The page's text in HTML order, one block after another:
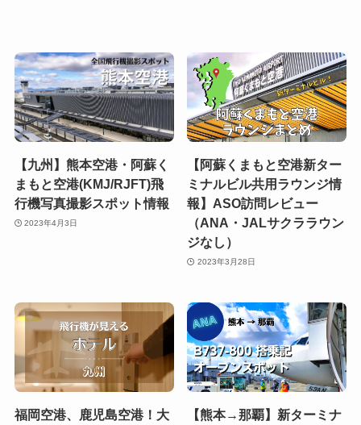
【九州】熊本空港・阿蘇く
まもと空港(KMJ/RJFT)飛
行機写真撮影スポット情報
2023年4月3日
【阿蘇くまもと空港新ター
ミナルビル共用ラウンジ情
報】ASO訪問レビュー
（ANA・JALサクララウン
ジなし）
2023年3月28日
福岡空港、鹿児島空港！大 【熊本→那覇】新ターミナ